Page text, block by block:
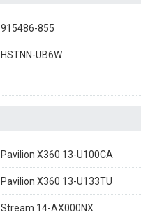
915486-855
HSTNN-UB6W
Pavilion X360 13-U100CA
Pavilion X360 13-U133TU
Stream 14-AX000NX